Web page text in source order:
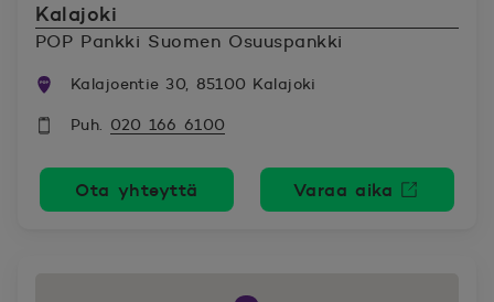
Kalajoki
POP Pankki Suomen Osuuspankki
Kalajoentie 30, 85100 Kalajoki
Puh. 020 166 6100
Ota yhteyttä Varaa aika
Avautuu